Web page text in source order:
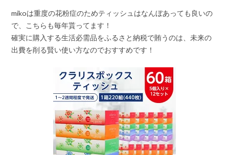
mikoは重度の花粉症のためティッシュはなんぼあっても良いの
で、こちらも毎年貰ってます！
確実に購入する生活必需品をふるさと納税で賄うのは、未来の
出費を削る賢い使い方なのでおすすめです！